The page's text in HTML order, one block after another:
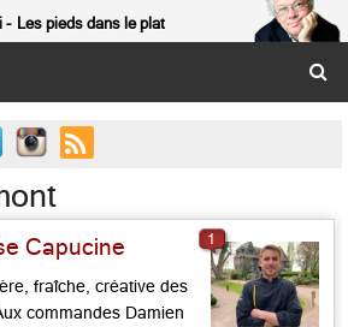
Les pieds dans le plat

Capucine
fraîche, créative des
commandes Damien
1